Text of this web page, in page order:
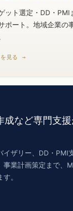
ット選定・DD・PMI
ポート。地域企業の
を見る →
成など専門支
ザリー、DD・PMI
事業計画策定まで、
。